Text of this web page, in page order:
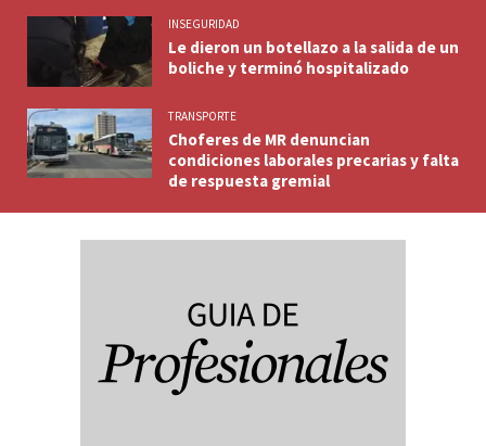
INSEGURIDAD
Le dieron un botellazo a la salida de un
boliche y terminó hospitalizado
TRANSPORTE
Choferes de MR denuncian
condiciones laborales precarias y falta
de respuesta gremial